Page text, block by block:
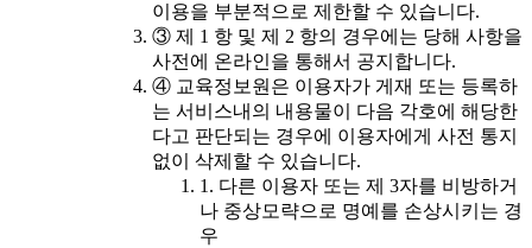
이용을 부분적으로 제한할 수 있습니다.
③ 제 1 항 및 제 2 항의 경우에는 당해 사항을
사전에 온라인을 통해서 공지합니다.
④ 교육정보원은 이용자가 게재 또는 등록하
는 서비스내의 내용물이 다음 각호에 해당한
다고 판단되는 경우에 이용자에게 사전 통지
없이 삭제할 수 있습니다.
1. 다른 이용자 또는 제 3자를 비방하거
나 중상모략으로 명예를 손상시키는 경
우